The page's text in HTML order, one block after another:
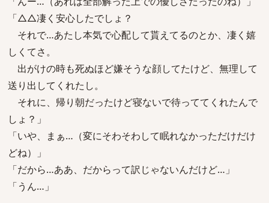
「△△凄く安心したでしょ？
それで…あたし本気で心配して貰えてるのとか、凄く嬉
しくてさ。
出がけの時も死ぬほど嫌そうな顔してたけど、無理して
送り出してくれたし。
それに、帰り朝だったけど寝ないで待っててくれたんで
しょ？」
「いや、まぁ…（変にそわそわして眠れなかっただけだけ
どね）」
「だから…ああ、だからって訳じゃないんだけど…」
「うん…」